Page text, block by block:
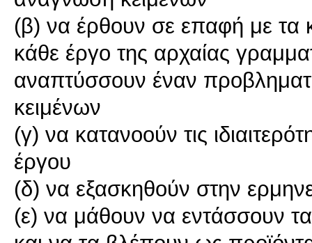
(β) να έρθουν σε επαφή με τα
κάθε έργο της αρχαίας
αναπτύσσουν έναν
κειμένων
(γ) να κατανοούν τις
έργου
(δ) να εξασκηθούν στην
(ε) να μάθουν να εντάσσουν